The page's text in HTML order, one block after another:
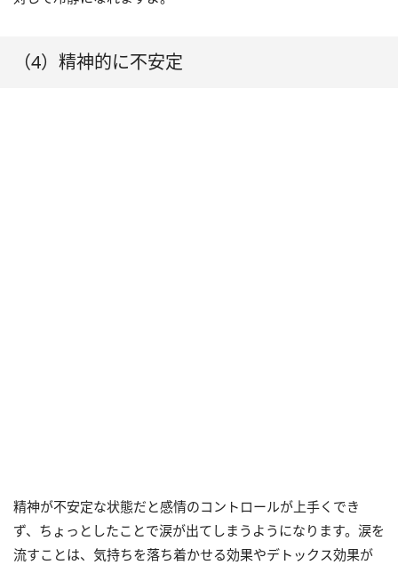
（4）精神的に不安定
精神が不安定な状態だと感情のコントロールが上手くでき
ず、ちょっとしたことで涙が出てしまうようになります。涙を
流すことは、気持ちを落ち着かせる効果やデトックス効果が